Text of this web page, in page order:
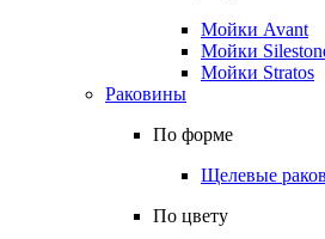
Мойки Avant
Мойки
Мойки Stratos
Раковины
По форме
Щелевые
По цвету